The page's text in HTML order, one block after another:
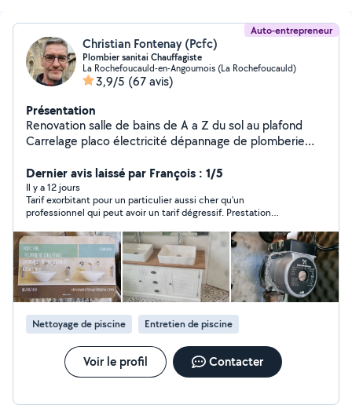
Auto-entrepreneur
Christian Fontenay (Pcfc)
Plombier sanitai Chauffagiste
La Rochefoucauld-en-Angoumois (La Rochefoucauld)
3,9/5 (67 avis)
Présentation
Renovation salle de bains de A a Z du sol au plafond
Carrelage placo électricité dépannage de plomberie
remplacement devis plomberie sanitaire Chauffage
zinguerie
Dernier avis laissé par François : 1/5
Il y a 12 jours
Tarif exorbitant pour un particulier aussi cher qu'un
professionnel qui peut avoir un tarif dégressif. Prestation
déplacement à moins de 5 km.
Nettoyage de piscine Entretien de piscine
Voir le profil Contacter